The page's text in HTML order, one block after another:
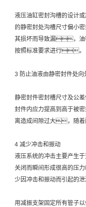
液压油缸密封沟槽的设计
的静密封处沟槽尺寸偏小
其损坏而导致漏，油
按照标准要求进行。
3 防止油液由静密封件处
静密封件密封槽尺寸及公
封件内应力提高到高于被
离造成间隙过大，随
4 减少冲击和振动
液压系统的冲击主要产生
关闭而瞬间形成很高的压
少因冲击和振动而引起
用减振支架固定所有管子